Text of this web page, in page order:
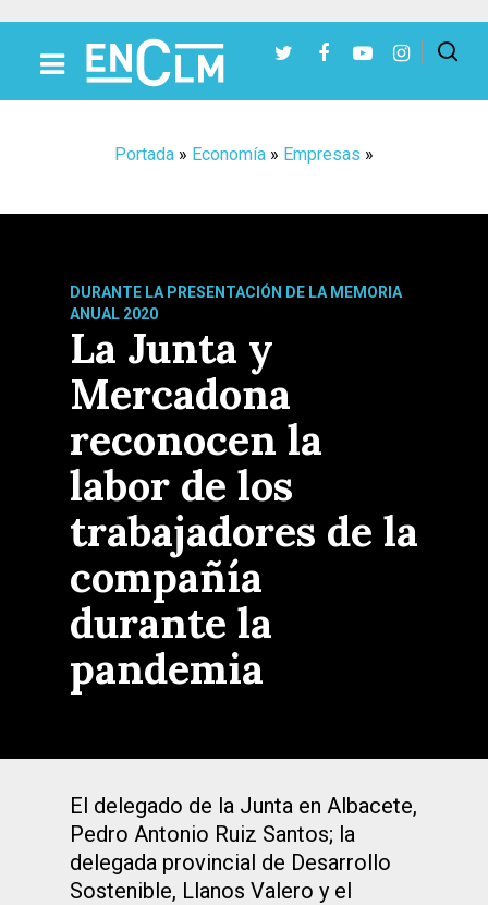
Portada » Economía » Empresas »
DURANTE LA PRESENTACIÓN DE LA MEMORIA
ANUAL 2020
La Junta y
Mercadona
reconocen la
labor de los
trabajadores de la
compañía
durante la
pandemia
El delegado de la Junta en Albacete,
Pedro Antonio Ruiz Santos; la
delegada provincial de Desarrollo
Sostenible, Llanos Valero y el